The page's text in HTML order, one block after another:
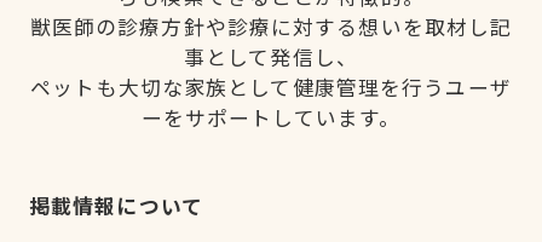
獣医師の診療方針や診療に対する想いを取材し記
事として発信し、
ペットも大切な家族として健康管理を行うユーザ
ーをサポートしています。
掲載情報について